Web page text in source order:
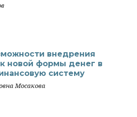
внедрения
новой формы денег в
систему
Мосакова